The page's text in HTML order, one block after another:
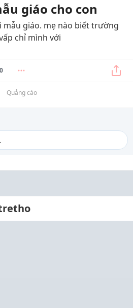
giáo cho con
mẫu giáo. mẹ nào biết trường
chỉ mình với
0
Quảng cáo